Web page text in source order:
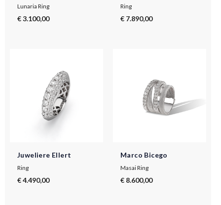
Lunaria Ring
€ 3.100,00
Ring
€ 7.890,00
Juweliere Ellert
Ring
€ 4.490,00
Marco Bicego
Masai Ring
€ 8.600,00